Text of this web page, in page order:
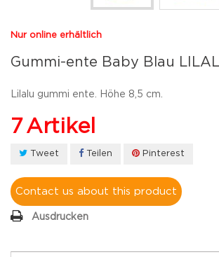
Nur online erhältlich
Gummi-ente Baby Blau
Lilalu gummi ente. Höhe 8,5 cm.
7 Artikel
Tweet Teilen Pinterest
Contact us about this product
Ausdrucken